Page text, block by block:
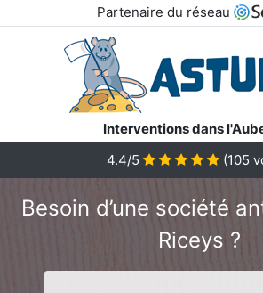
Partenaire du réseau
Interventions dans
4.4/5
(105
Besoin d’une société
Riceys ?